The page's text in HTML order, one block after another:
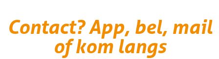
Contact? App, bel, mail
of kom langs